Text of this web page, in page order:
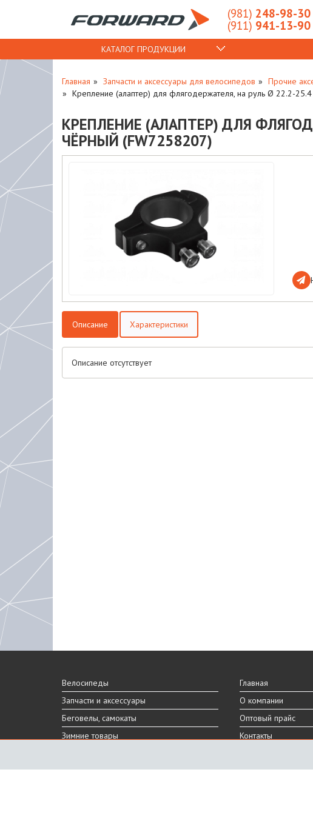
(981) 248-98-30
(911) 941-13-90
КАТАЛОГ ПРОДУКЦИИ
Главная Запчасти и аксессуары для велосипедов
Прочие
Крепление (алаптер) для флягодержателя, на руль Ø 22.2-
КРЕПЛЕНИЕ (АЛАПТЕР) ДЛЯ
ЧЁРНЫЙ (FW7258207)
Описание Характеристики
Описание отсутствует
Велосипеды
Запчасти и аксессуары
Беговелы, самокаты
Зимние товары
Главная
О компании
Оптовый прайс
Контакты